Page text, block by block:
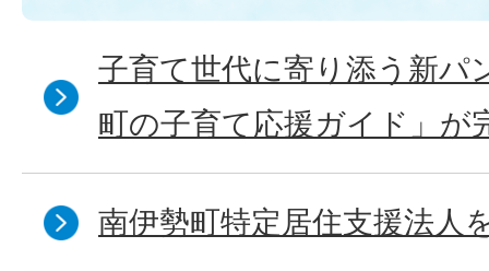
子育て世代に寄り添う新パ
町の子育て応援ガイド」が
南伊勢町特定居住支援法人